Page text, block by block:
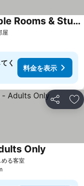
屋
Cinema House Single & Double Rooms & Studio Apartments
く
料金を表示
シェア お
める客室
Only